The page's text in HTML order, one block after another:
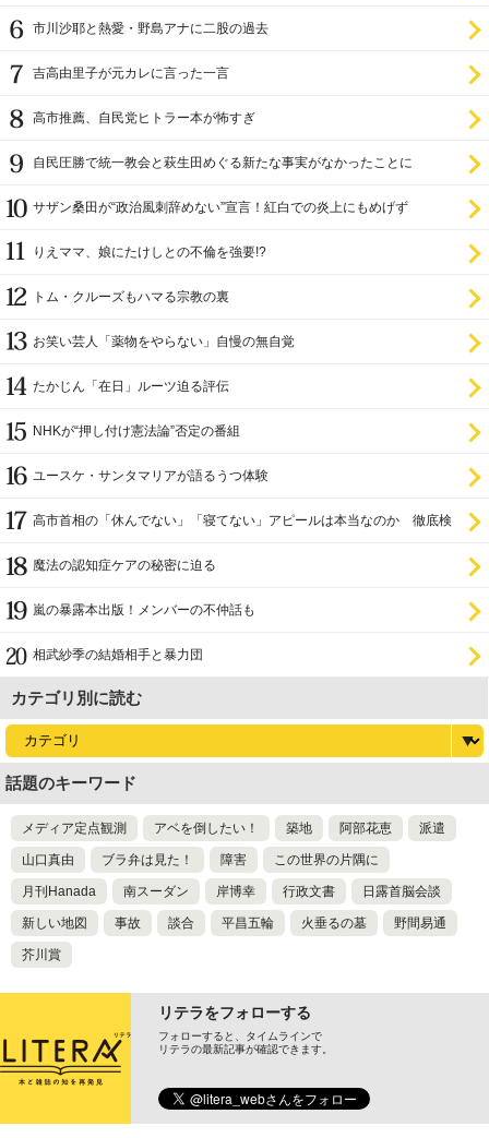
市川沙耶と熱愛・野島アナに二股の過去
吉高由里子が元カレに言った一言
高市推薦、自民党ヒトラー本が怖すぎ
自民圧勝で統一教会と萩生田めぐる新たな事実がなかったことに
サザン桑田が“政治風刺辞めない”宣言！紅白での炎上にもめげず
りえママ、娘にたけしとの不倫を強要!?
トム・クルーズもハマる宗教の裏
お笑い芸人「薬物をやらない」自慢の無自覚
たかじん「在日」ルーツ迫る評伝
NHKが“押し付け憲法論”否定の番組
ユースケ・サンタマリアが語るうつ体験
高市首相の「休んでない」「寝てない」アピールは本当なのか 徹底検
魔法の認知症ケアの秘密に迫る
嵐の暴露本出版！メンバーの不仲話も
相武紗季の結婚相手と暴力団
カテゴリ別に読む
話題のキーワード
メディア定点観測 アベを倒したい！ 築地 阿部花恵 派遣
山口真由 ブラ弁は見た！ 障害 この世界の片隅に
月刊Hanada 南スーダン 岸博幸 行政文書 日露首脳会談
新しい地図 事故 談合 平昌五輪 火垂るの墓 野間易通
芥川賞
リテラをフォローする
フォローすると、タイムラインで
リテラの最新記事が確認できます。